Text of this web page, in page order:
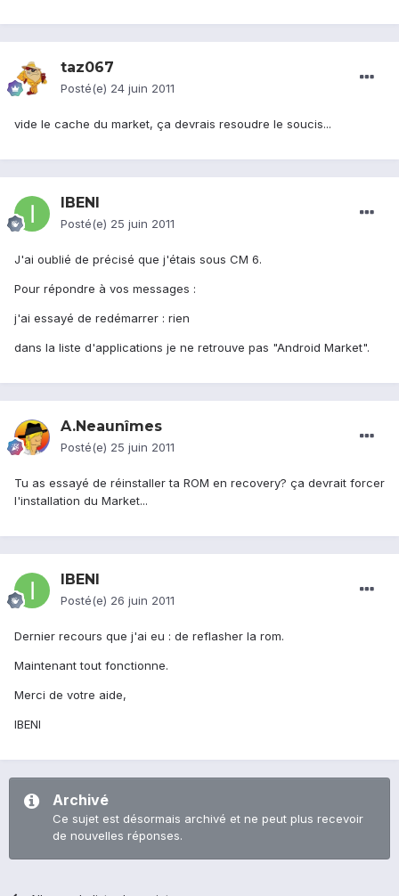
taz067
Posté(e) 24 juin 2011
vide le cache du market, ça devrais resoudre le soucis...
IBENI
Posté(e) 25 juin 2011
J'ai oublié de précisé que j'étais sous CM 6.
Pour répondre à vos messages :
j'ai essayé de redémarrer : rien
dans la liste d'applications je ne retrouve pas "Android Market".
A.Neaunîmes
Posté(e) 25 juin 2011
Tu as essayé de réinstaller ta ROM en recovery? ça devrait forcer
l'installation du Market...
IBENI
Posté(e) 26 juin 2011
Dernier recours que j'ai eu : de reflasher la rom.
Maintenant tout fonctionne.
Merci de votre aide,
IBENI
Archivé
Ce sujet est désormais archivé et ne peut plus recevoir
de nouvelles réponses.